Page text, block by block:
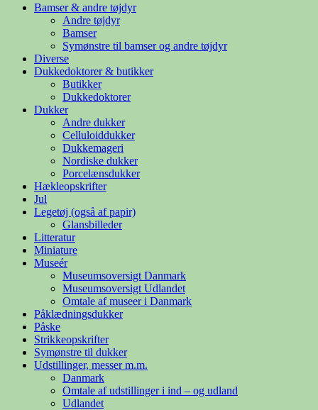
Bamser & andre tøjdyr
Andre tøjdyr
Bamser
Symønstre til bamser og andre tøjdyr
Diverse
Dukkedoktorer & butikker
Butikker
Dukkedoktorer
Dukker
Andre dukker
Celluloiddukker
Dukkemageri
Nordiske dukker
Porcelænsdukker
Hækleopskrifter
Jul
Legetøj (også af papir)
Glansbilleder
Litteratur
Miniature
Museér
Museumsoversigt Danmark
Museumsoversigt Udlandet
Omtale af museer i Danmark
Påklædningsdukker
Påske
Strikkeopskrifter
Symønstre til dukker
Udstillinger, messer m.m.
Danmark
Omtale af udstillinger i ind – og udland
Udlandet